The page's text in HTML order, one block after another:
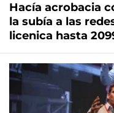
Hacía acrobacia
la subía a las
licenica hasta